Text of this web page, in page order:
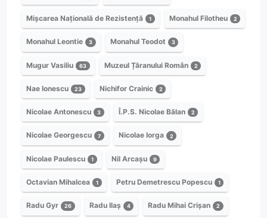
Mișcarea Națională de Rezistență 1 Monahul Filotheu 2
Monahul Leontie 3 Monahul Teodot 3
Mugur Vasiliu 63 Muzeul Țăranului Român 2
Nae Ionescu 23 Nichifor Crainic 2
Nicolae Antonescu 3 Î.P.S. Nicolae Bălan 2
Nicolae Georgescu 7 Nicolae Iorga 2
Nicolae Paulescu 1 Nil Arcașu 9
Octavian Mihalcea 1 Petru Demetrescu Popescu 1
Radu Gyr 26 Radu Ilaș 4 Radu Mihai Crișan 2